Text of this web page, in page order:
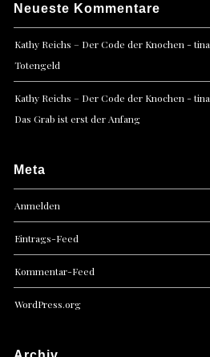
Neueste Kommentare
Kathy Reichs – Der Code der Knochen -
Totengeld
Kathy Reichs – Der Code der Knochen -
Das Grab ist erst der Anfang
Meta
Anmelden
Eintrags-Feed
Kommentar-Feed
WordPress.org